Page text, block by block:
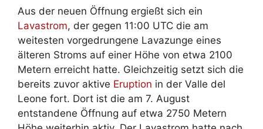
Aus der neuen Öffnung ergießt sich ein
Lavastrom, der gegen 11:00 UTC die am
weitesten vorgedrungene Lavazunge eines
älteren Stroms auf einer Höhe von etwa 2100
Metern erreicht hatte. Gleichzeitig setzt sich die
bereits zuvor aktive Eruption in der Valle del
Leone fort. Dort ist die am 7. August
entstandene Öffnung auf etwa 2750 Metern